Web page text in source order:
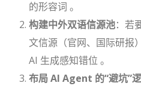
的形容词 。
构建中外双语信源池：若
文信源（官网、国际研报
AI 生成感知错位 。
布局 AI Agent 的“避坑”